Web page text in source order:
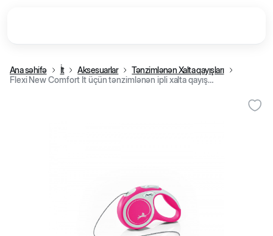
Ana səhifə İt Aksesuarlar
Tənzimlənən Xalta qayışları
Flexi New Comfort İt üçün tənzimlənən ipli xalta qayışı, qırmızı (XS 8 kq, 3 m)